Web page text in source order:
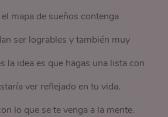
mapa de sueños contenga
ser logrables y también muy
la idea es que hagas una lista con
ver reflejado en tu vida.
lo que se te venga a la mente.